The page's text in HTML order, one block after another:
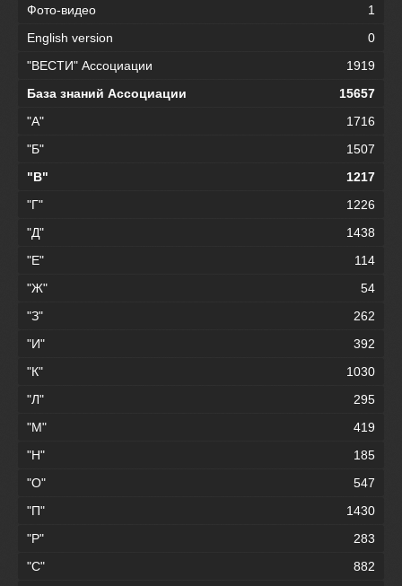
Фото-видео
1
English version
0
"ВЕСТИ" Ассоциации
1919
База знаний Ассоциации
15657
"А"
1716
"Б"
1507
"В"
1217
"Г"
1226
"Д"
1438
"Е"
114
"Ж"
54
"З"
262
"И"
392
"К"
1030
"Л"
295
"М"
419
"Н"
185
"О"
547
"П"
1430
"Р"
283
"С"
882